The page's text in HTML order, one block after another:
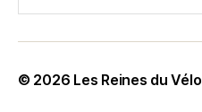
© 2026 Les Reines du Vélo